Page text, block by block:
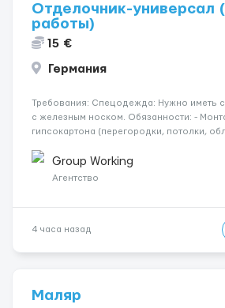
Отделочник-универсал
работы)
15 €
Германия
Требования: Спецодежда: Нужно иметь
с железным носком. Обязанности: -
гипсокартона (перегородки, потолки,
малярных работ (шпатлевка, грунтовка,
Штукатурные работы ...
Group Working
Агентство
4 часа назад
Маляр